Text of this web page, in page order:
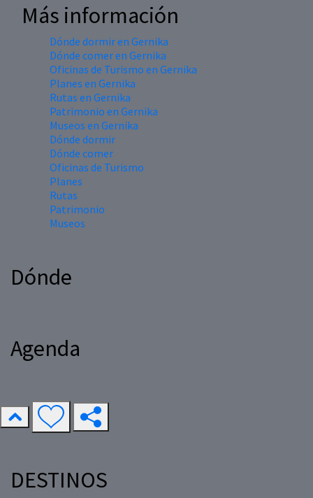
Más información
Dónde dormir en Gernika
Dónde comer en Gernika
Oficinas de Turismo en Gernika
Planes en Gernika
Rutas en Gernika
Patrimonio en Gernika
Museos en Gernika
Dónde dormir
Dónde comer
Oficinas de Turismo
Planes
Rutas
Patrimonio
Museos
Dónde
Agenda
DESTINOS